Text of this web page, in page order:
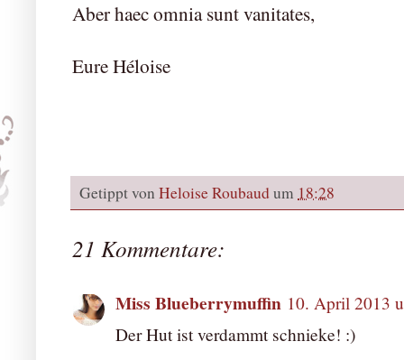
Aber haec omnia sunt vanitates,
Eure Héloise
Getippt von Heloise Roubaudum 18:28
21 Kommentare:
Miss Blueberrymuffin 10. April 2013
Der Hut ist verdammt schnieke! :)